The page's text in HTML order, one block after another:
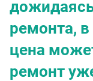
ремонта,
цена
ремонт